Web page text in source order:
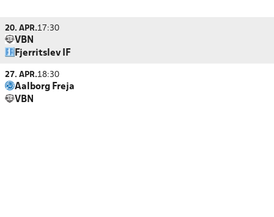
20. APR.17:30
VBN
Fjerritslev IF
27. APR.18:30
Aalborg Freja
VBN